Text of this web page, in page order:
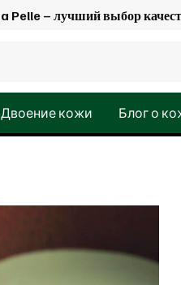
Prima Pelle – лучший
Двоение кожи Блог о